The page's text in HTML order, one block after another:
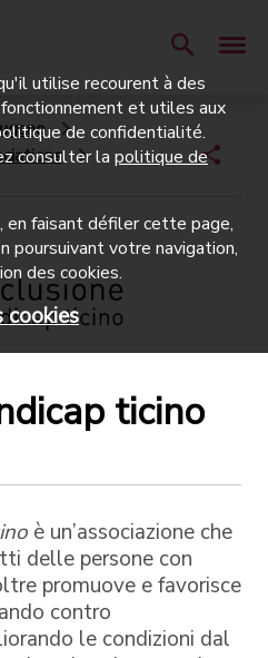
ticino
è un’associazione che
delle persone con
promuove e favorisce
contro
le condizioni dal
utilise recourent à des
et utiles aux
de confidentialité.
consulter la politique de
en faisant défiler cette page,
poursuivant votre navigation,
des cookies.
cookies